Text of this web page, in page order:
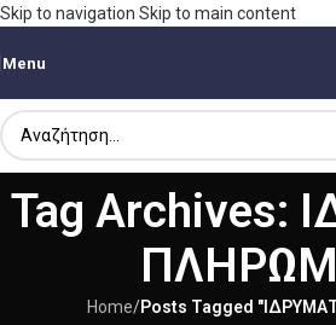
Skip to navigation Skip to main content
Menu
Tag Archives:
Home/Posts Tagged